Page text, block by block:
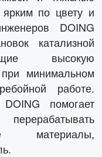
по цвету и
DOING
катализной
высокую
минимальном
работе.
помогает
материалы,